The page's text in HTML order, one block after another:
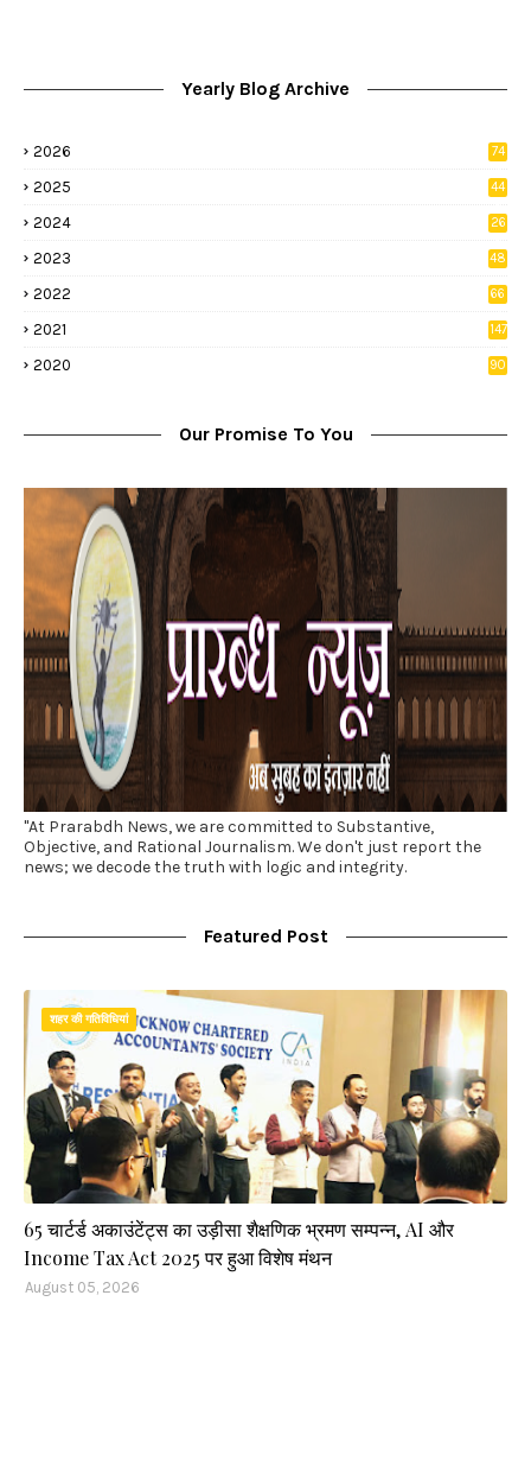
Yearly Blog Archive
2026
74
2025
44
2024
26
2023 48
2022
66
2021
147
2020
90
Our Promise To You
"At Prarabdh News, we are committed to Substantive,
Objective, and Rational Journalism. We don't just report the
news; we decode the truth with logic and integrity.
Featured Post
शहर की गतिविधियां
65 चार्टर्ड अकाउंटेंट्स का उड़ीसा शैक्षणिक भ्रमण सम्पन्न, AI और
Income Tax Act 2025 पर हुआ विशेष मंथन
August 05, 2026